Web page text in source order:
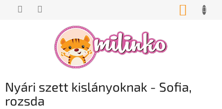
KOSÁR
Nyári szett kislányoknak - Sofia,
rozsda